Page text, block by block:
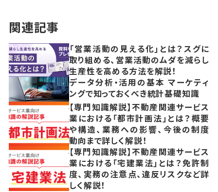
関連記事
「営業活動の見える化」とは？スグに
取り組める、営業活動のムダを減らし
生産性を高める方法を解説！
データ分析・活用の基本 マーケティ
ングで知っておくべき統計基礎知識
【専門知識解説】不動産関連サービス
業における「都市計画法」とは？概要
や構造、業務への影響、今後の制度
動向まで詳しく解説！
【専門知識解説】不動産関連サービス
業における「宅建業法」とは？免許制
度、実務の注意点、違反リスクなど詳
しく解説！